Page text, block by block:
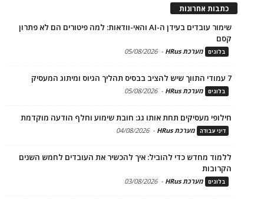
כתבות אחרונות
שימור עובדים בעידן ה-AI והאי-וודאות: למה פיטורים הם לא פתרון
קסם
בלוגים מערכת HRus -
05/08/2026
7 עמודי התווך שיש להציב בבסיס תהליך הגיוס ומיתוג המעסיק
בלוגים מערכת HRus -
05/08/2026
חילופי מעסיקים תחת אותו גג: חובת שימוע וחלף הודעה מוקדמת
דיני עבודה מערכת HRus -
04/08/2026
ללמוד מחדש כדי להוביל: איך להכשיר את העובדים לחמש השנים
הקרובות
בלוגים מערכת HRus -
03/08/2026